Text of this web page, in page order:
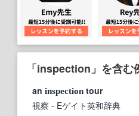
「inspection」を含む
an inspection tour
視察 - Eゲイト英和辞典